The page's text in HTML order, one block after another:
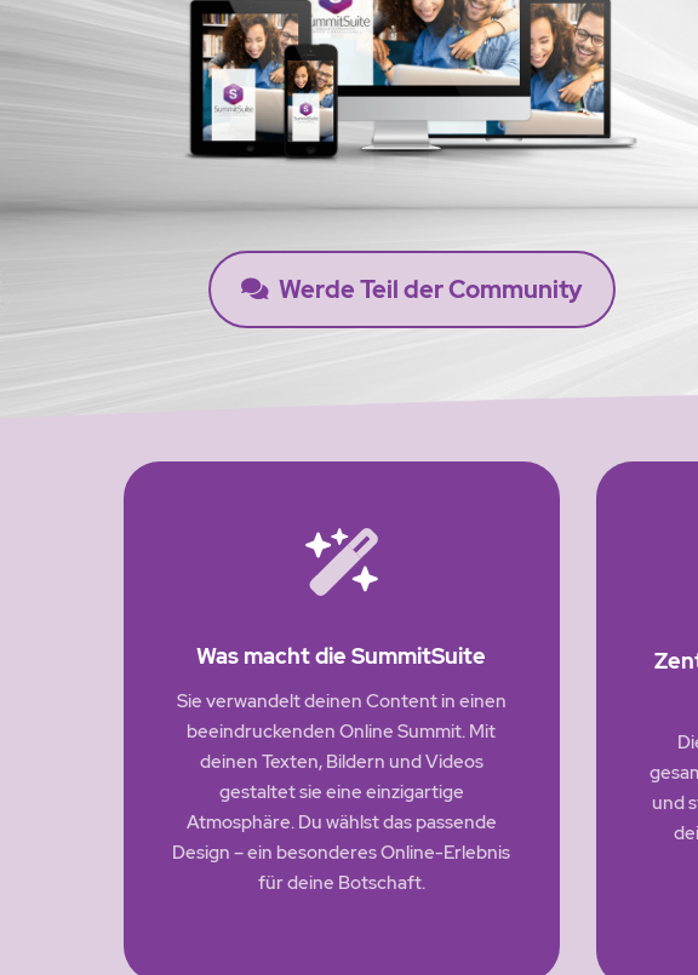
Werde Teil der Community
Was macht die SummitSuite
Sie verwandelt deinen Content in einen
beeindruckenden Online Summit. Mit
deinen Texten, Bildern und Videos
gestaltet sie eine einzigartige
Atmosphäre. Du wählst das passende
Design – ein besonderes Online-Erlebnis
für deine Botschaft.
und